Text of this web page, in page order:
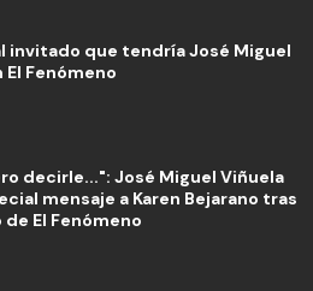
invitado que tendría José Miguel
El Fenómeno
decirle...": José Miguel Viñuela
mensaje a Karen Bejarano tras
El Fenómeno